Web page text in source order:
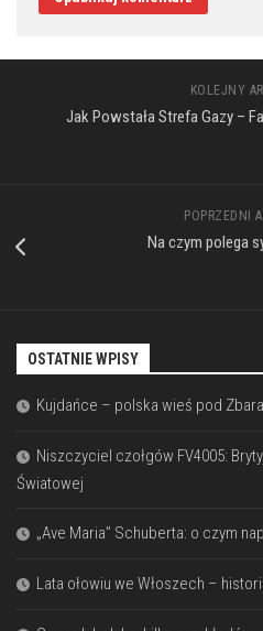
KOLEJNY
Jak Powstała Strefa Gazy –
POPRZEDNI
Na czym polega
OSTATNIE WPISY
Kujdańce – polska wieś pod
Niszczyciel czołgów FV4005:
Światowej
„Ave Maria” Schuberta: o czym
Lata ołowiu we Włoszech –